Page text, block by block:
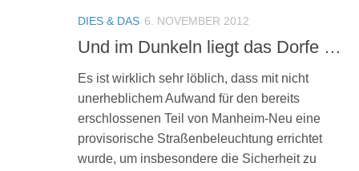
DIES & DAS 6. NOVEMBER 2012
Und im Dunkeln liegt das Dorfe …
Es ist wirklich sehr löblich, dass mit nicht
unerheblichem Aufwand für den bereits
erschlossenen Teil von Manheim-Neu eine
provisorische Straßenbeleuchtung errichtet
wurde, um insbesondere die Sicherheit zu